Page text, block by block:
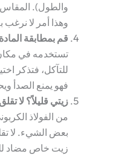
والطول).
وهذا أمر لا نرغب
قم بمطابقة
تستخدمه في
للتآكل، فتذكر
فهو يمنع الصدأ
زيتي قليلاً؟ لا
من الفولاذ
بعض الشيء. لا
زيت خاص مضاد